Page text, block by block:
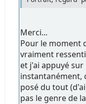
Merci...
Pour le moment
vraiment
et j'ai appuyé
instantanément,
posé du tout
pas le genre de